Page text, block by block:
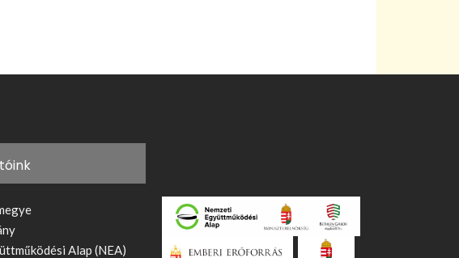
Alap (NEA)